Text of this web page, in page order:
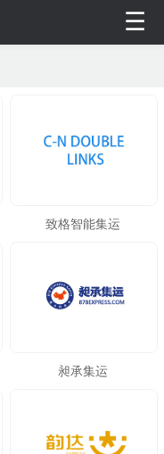
☰
致格智能集运
昶承集运